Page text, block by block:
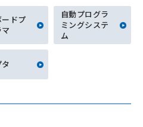
ドプ
自動プログラ
ミングシステ
ム